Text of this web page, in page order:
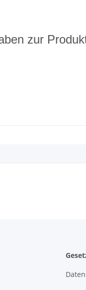
zur